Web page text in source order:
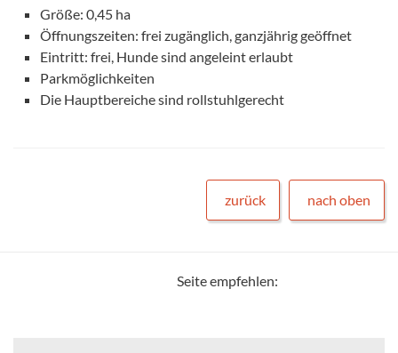
Größe: 0,45 ha
Öffnungszeiten: frei zugänglich, ganzjährig geöffnet
Eintritt: frei, Hunde sind angeleint erlaubt
Parkmöglichkeiten
Die Hauptbereiche sind rollstuhlgerecht
zurück nach oben
Seite empfehlen: